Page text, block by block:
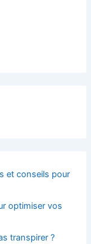
et conseils pour
optimiser vos
transpirer ?